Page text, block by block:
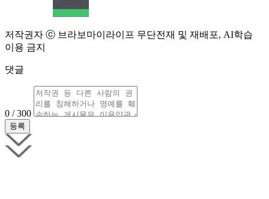
저작권자 ⓒ 브라보마이라이프 무단전재 및 재배포, AI학습
이용 금지
댓글
0 / 300